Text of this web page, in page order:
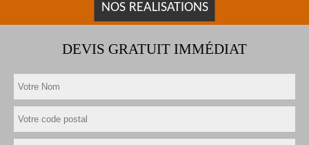
NOS REALISATIONS
DEVIS GRATUIT IMMÉDIAT